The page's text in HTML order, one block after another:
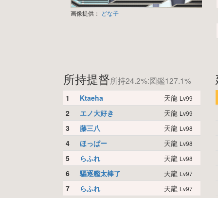
画像提供： どな子
所持提督所持24.2%:図鑑127.1%
1 Ktaeha 天龍 Lv99
2 エノ大好き 天龍 Lv99
3 藤三八 天龍 Lv98
4 ほっぱー 天龍 Lv98
5 らふれ 天龍 Lv98
6 驅逐艦太棒了 天龍 Lv97
7 らふれ 天龍 Lv97